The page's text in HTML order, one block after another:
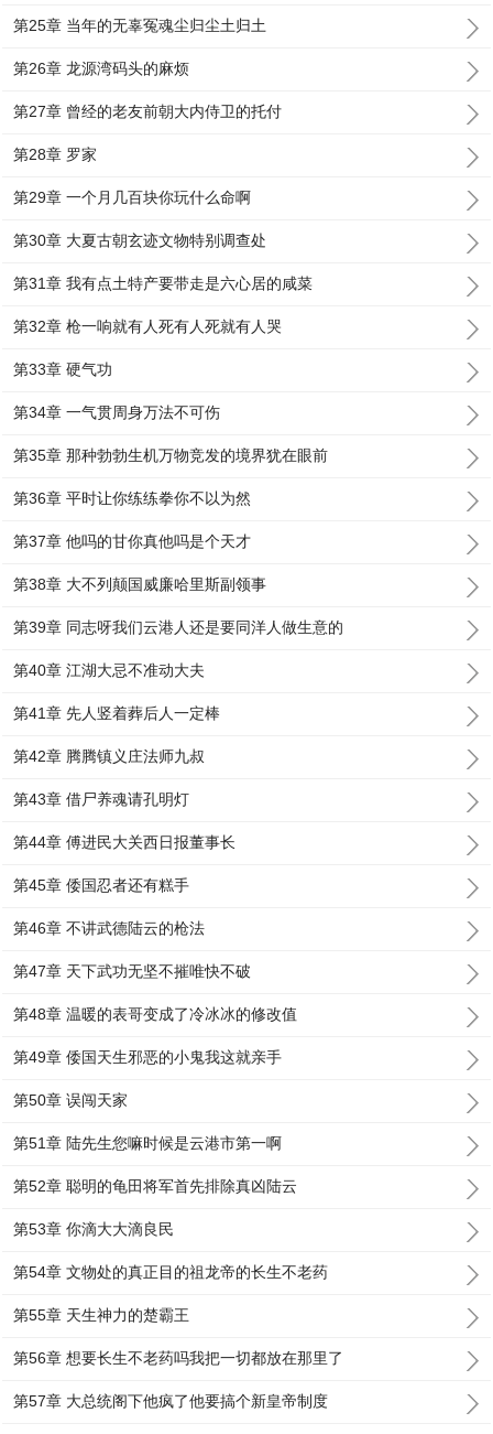
第25章 当年的无辜冤魂尘归尘土归土
第26章 龙源湾码头的麻烦
第27章 曾经的老友前朝大内侍卫的托付
第28章 罗家
第29章 一个月几百块你玩什么命啊
第30章 大夏古朝玄迹文物特别调查处
第31章 我有点土特产要带走是六心居的咸菜
第32章 枪一响就有人死有人死就有人哭
第33章 硬气功
第34章 一气贯周身万法不可伤
第35章 那种勃勃生机万物竞发的境界犹在眼前
第36章 平时让你练练拳你不以为然
第37章 他吗的甘你真他吗是个天才
第38章 大不列颠国威廉哈里斯副领事
第39章 同志呀我们云港人还是要同洋人做生意的
第40章 江湖大忌不准动大夫
第41章 先人竖着葬后人一定棒
第42章 腾腾镇义庄法师九叔
第43章 借尸养魂请孔明灯
第44章 傅进民大关西日报董事长
第45章 倭国忍者还有糕手
第46章 不讲武德陆云的枪法
第47章 天下武功无坚不摧唯快不破
第48章 温暖的表哥变成了冷冰冰的修改值
第49章 倭国天生邪恶的小鬼我这就亲手
第50章 误闯天家
第51章 陆先生您嘛时候是云港市第一啊
第52章 聪明的龟田将军首先排除真凶陆云
第53章 你滴大大滴良民
第54章 文物处的真正目的祖龙帝的长生不老药
第55章 天生神力的楚霸王
第56章 想要长生不老药吗我把一切都放在那里了
第57章 大总统阁下他疯了他要搞个新皇帝制度